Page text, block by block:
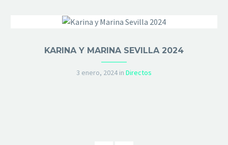
KARINA Y MARINA SEVILLA 2024
3 enero, 2024 in Directos